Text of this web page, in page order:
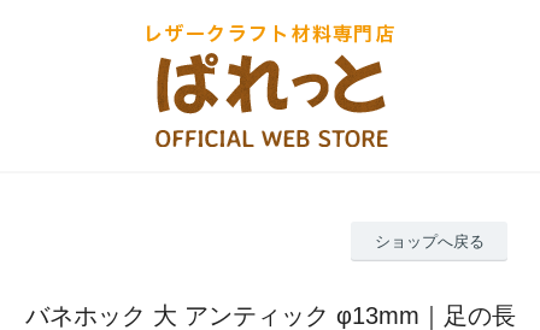
ショップへ戻る
バネホック 大 アンティック φ13mm｜足の長